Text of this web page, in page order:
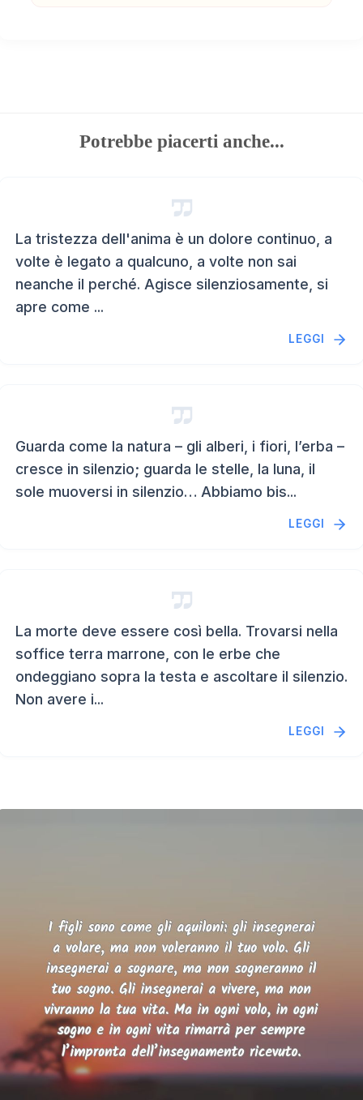
Potrebbe piacerti anche...
La tristezza dell'anima è un dolore continuo, a
volte è legato a qualcuno, a volte non sai
neanche il perché. Agisce silenziosamente, si
apre come ...
LEGGI
Guarda come la natura – gli alberi, i fiori, l’erba –
cresce in silenzio; guarda le stelle, la luna, il
sole muoversi in silenzio… Abbiamo bis...
LEGGI
La morte deve essere così bella. Trovarsi nella
soffice terra marrone, con le erbe che
ondeggiano sopra la testa e ascoltare il silenzio.
Non avere i...
LEGGI